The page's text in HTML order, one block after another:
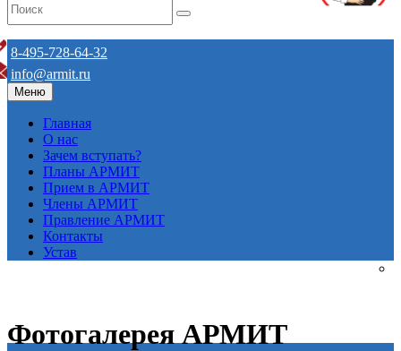
8-495-728-64-32
info@armit.ru
Меню
Главная
О нас
Зачем вступать?
Планы АРМИТ
Прием в АРМИТ
Члены АРМИТ
Правление АРМИТ
Контакты
Устав
Фотогалерея АРМИТ